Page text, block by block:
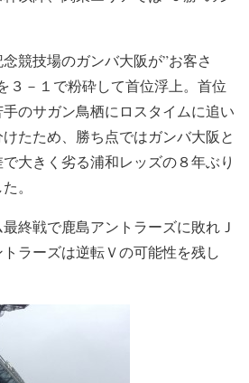
競技場のガンバ大阪が”お客さ
３－１で粉砕して首位浮上。首位
のサガン鳥栖にロスタイムに追い
たため、勝ち点ではガンバ大阪と
大きく劣る浦和レッズの８年ぶり
。
終戦で鹿島アントラーズに敗れＪ
ラーズは逆転Ｖの可能性を残し